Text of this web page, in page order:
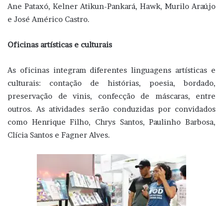
Ane Pataxó, Kelner Atikun-Pankará, Hawk, Murilo Araújo
e José Américo Castro.
Oficinas artísticas e culturais
As oficinas integram diferentes linguagens artísticas e
culturais: contação de histórias, poesia, bordado,
preservação de vinis, confecção de máscaras, entre
outros. As atividades serão conduzidas por convidados
como Henrique Filho, Chrys Santos, Paulinho Barbosa,
Clícia Santos e Fagner Alves.